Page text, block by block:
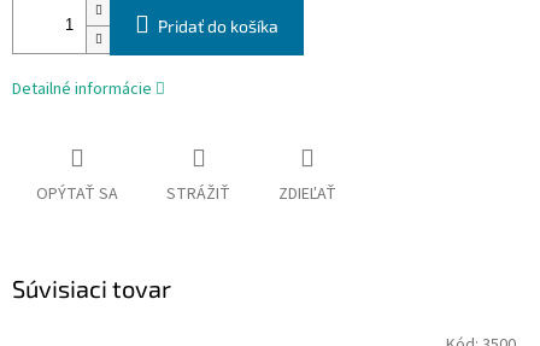
Pridať do košíka
Detailné informácie
OPÝTAŤ SA STRÁŽIŤ ZDIEĽAŤ
Súvisiaci tovar